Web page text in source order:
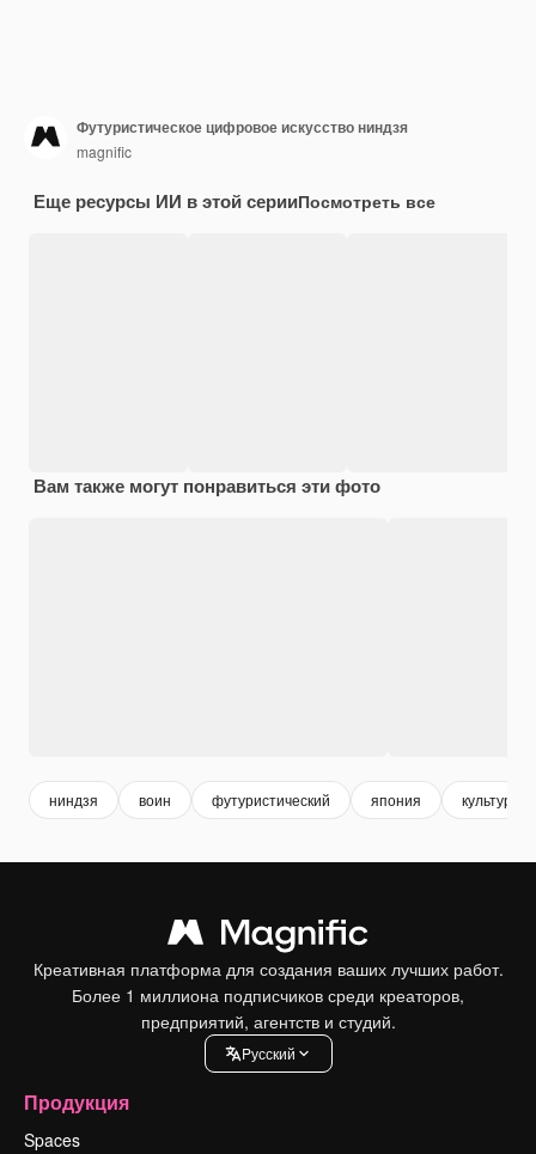
Футуристическое цифровое искусство ниндзя
magnific
Еще ресурсы ИИ в этой серииПосмотреть все
Вам также могут понравиться эти фото
ниндзя воин футуристический япония культура
Креативная платформа для создания ваших лучших работ.
Более 1 миллиона подписчиков среди креаторов,
предприятий, агентств и студий.
Pусский
Продукция
Spaces